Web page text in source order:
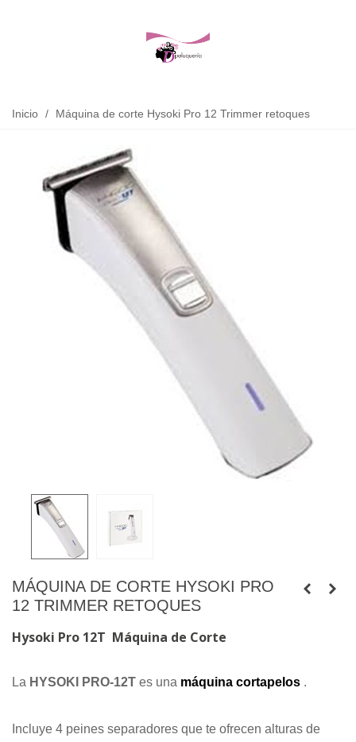
Inicio / Máquina de corte Hysoki Pro 12 Trimmer retoques
MÁQUINA DE CORTE HYSOKI PRO
12 TRIMMER RETOQUES
Hysoki Pro 12T Máquina de Corte
La HYSOKI PRO-12T es una máquina cortapelos .
Incluye 4 peines separadores que te ofrecen alturas de